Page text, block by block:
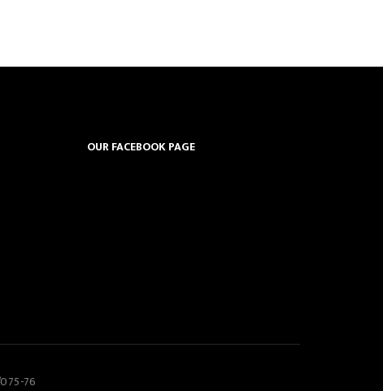
OUR FACEBOOK PAGE
76